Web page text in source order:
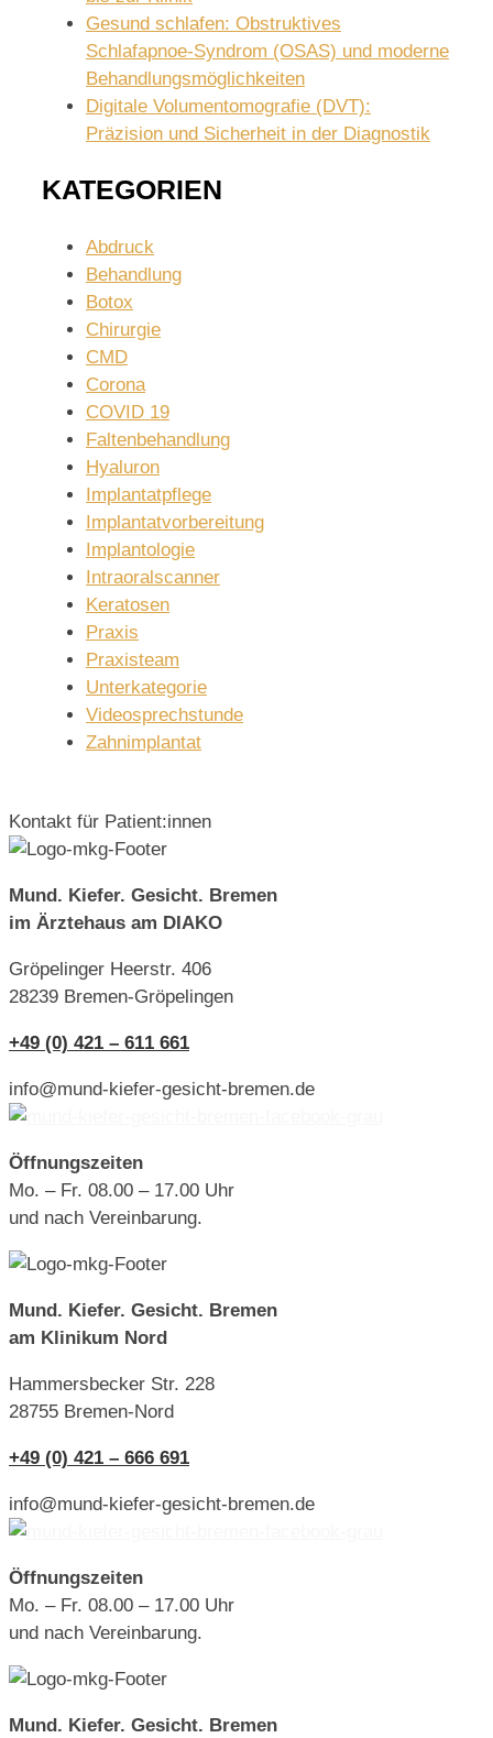
Gesund schlafen: Obstruktives
Schlafapnoe-Syndrom (OSAS) und moderne
Behandlungsmöglichkeiten
Digitale Volumentomografie (DVT):
Präzision und Sicherheit in der Diagnostik
KATEGORIEN
Abdruck
Behandlung
Botox
Chirurgie
CMD
Corona
COVID 19
Faltenbehandlung
Hyaluron
Implantatpflege
Implantatvorbereitung
Implantologie
Intraoralscanner
Keratosen
Praxis
Praxisteam
Unterkategorie
Videosprechstunde
Zahnimplantat
Kontakt für Patient:innen
Mund. Kiefer. Gesicht. Bremen
im Ärztehaus am DIAKO
Gröpelinger Heerstr. 406
28239 Bremen-Gröpelingen
+49 (0) 421 – 611 661
info@mund-kiefer-gesicht-bremen.de
Öffnungszeiten
Mo. – Fr. 08.00 – 17.00 Uhr
und nach Vereinbarung.
Mund. Kiefer. Gesicht. Bremen
am Klinikum Nord
Hammersbecker Str. 228
28755 Bremen-Nord
+49 (0) 421 – 666 691
info@mund-kiefer-gesicht-bremen.de
Öffnungszeiten
Mo. – Fr. 08.00 – 17.00 Uhr
und nach Vereinbarung.
Mund. Kiefer. Gesicht. Bremen